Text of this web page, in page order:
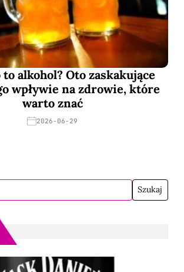
alkohol? Oto zaskakujące
wpływie na zdrowie, które
warto znać
2026-06-29